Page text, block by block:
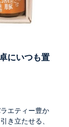
にいつも置
エティー豊か
き立たせる、